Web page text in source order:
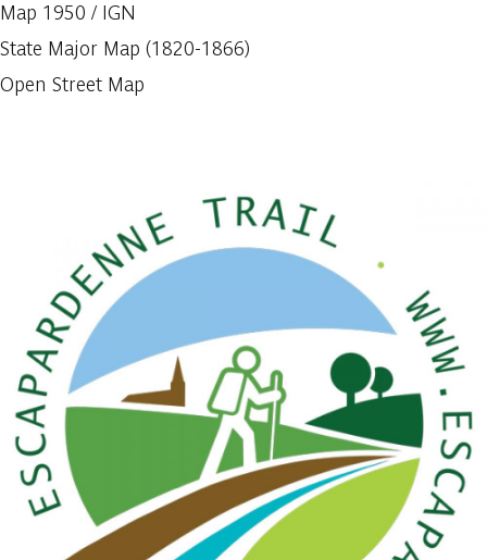
Map 1950 / IGN
State Major Map (1820-1866)
Open Street Map